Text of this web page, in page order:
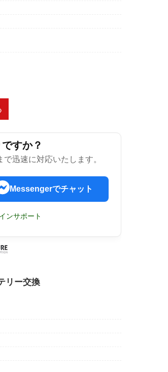
すか？
迅速に対応いたします。
Messengerでチャット
ンサポート
リー交換